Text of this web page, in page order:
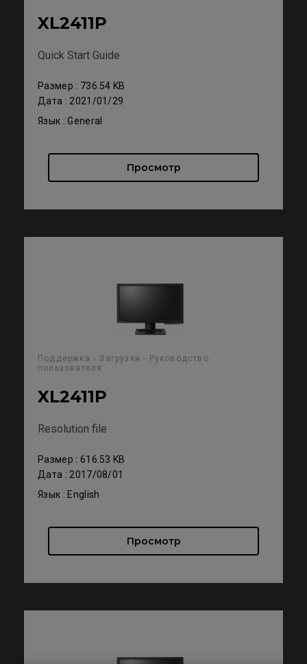
XL2411P
Quick Start Guide
Размер : 736.54 KB
Дата : 2021/01/29
Язык : General
Просмотр
Поддержка - Загрузки - Руководство
пользователя
XL2411P
Resolution file
Размер : 616.53 KB
Дата : 2017/08/01
Язык : English
Просмотр